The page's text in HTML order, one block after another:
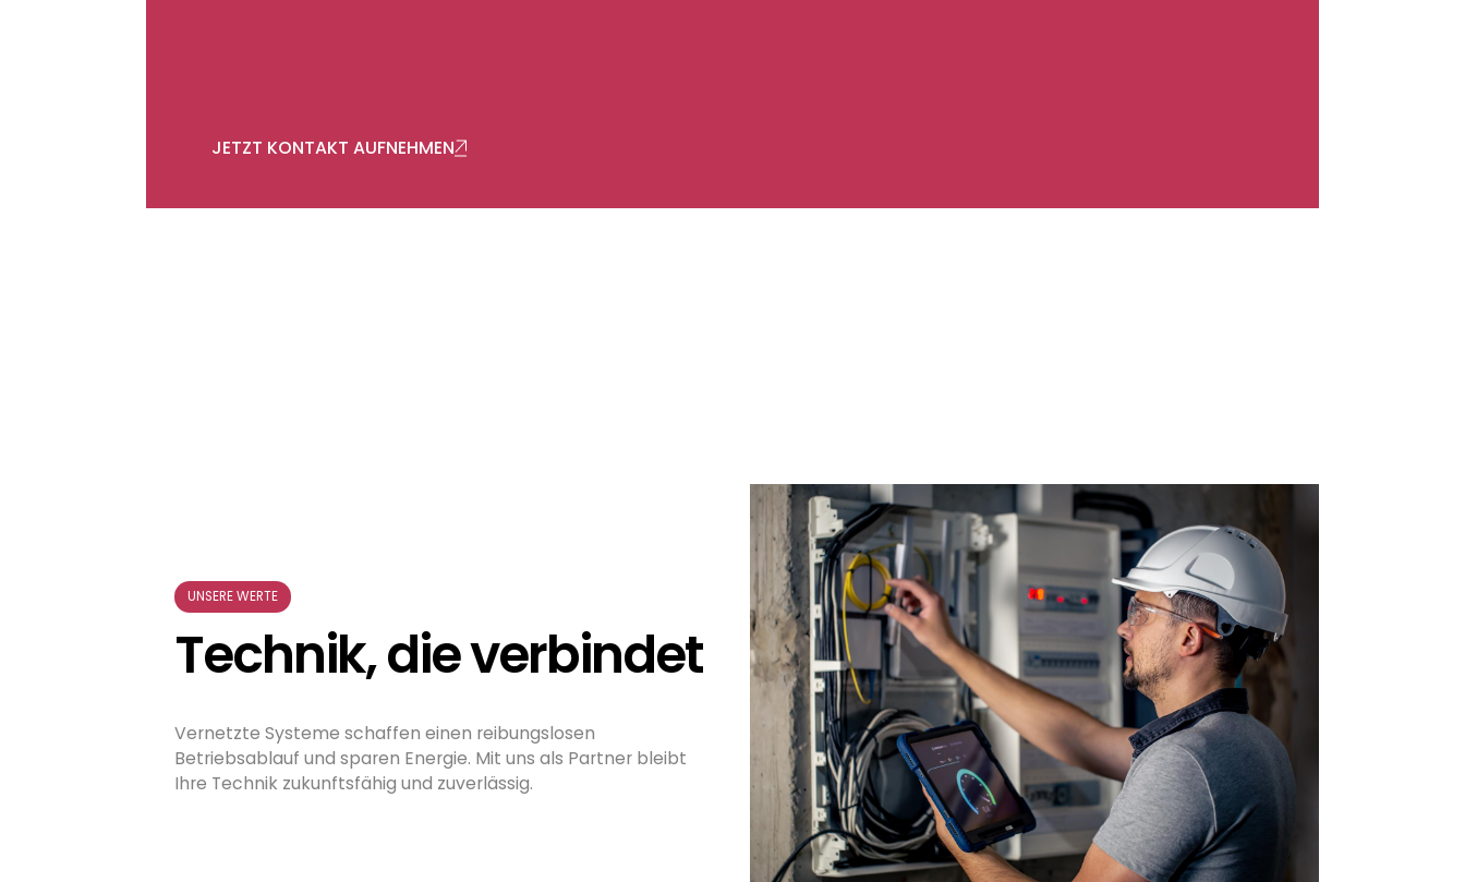
JETZT KONTAKT AUFNEHMEN
UNSERE WERTE
Technik, die verbindet
Vernetzte Systeme schaffen einen reibungslosen
Betriebsablauf und sparen Energie. Mit uns als Partner bleibt
Ihre Technik zukunftsfähig und zuverlässig.